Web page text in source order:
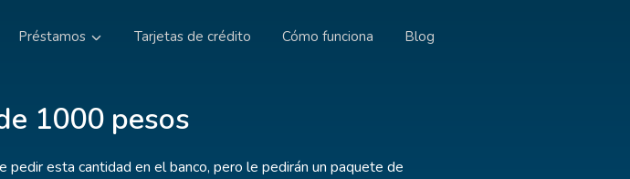
Préstamos Tarjetas de crédito Cómo funciona Blog
1000 pesos
esta cantidad en el banco, pero le pedirán un paquete de